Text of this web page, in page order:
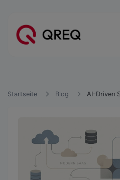
Startseite Blog AI-Driven